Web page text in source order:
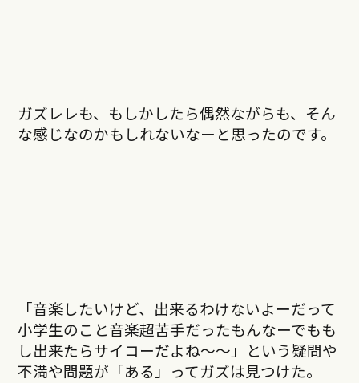
ガズレレも、もしかしたら偶然ながらも、そん
な感じなのかもしれないなーと思ったのです。
「音楽したいけど、出来るわけないよーだって
小学生のこと音楽超苦手だったもんなーでもも
し出来たらサイコーだよね～～」という疑問や
不満や問題が「ある」ってガズは見つけた。